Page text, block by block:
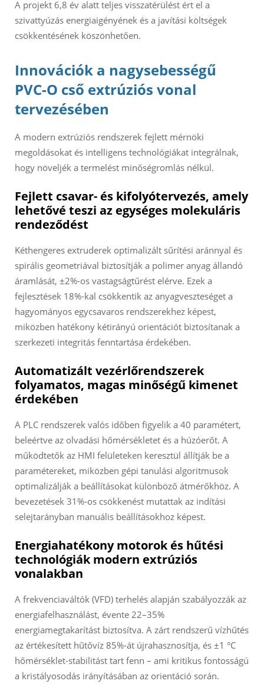
A projekt 6,8 év alatt teljes visszatérülést ért el a
szivattyúzás energiaigényének és a javítási költségek
csökkentésének köszönhetően.
Innovációk a nagysebességű
PVC-O cső extrúziós vonal
tervezésében
A modern extrúziós rendszerek fejlett mérnöki
megoldásokat és intelligens technológiákat integrálnak,
hogy növeljék a termelést minőségromlás nélkül.
Fejlett csavar- és kifolyótervezés, amely
lehetővé teszi az egységes molekuláris
rendeződést
Kéthengeres extruderek optimalizált sűrítési aránnyal és
spirális geometriával biztosítják a polimer anyag állandó
áramlását, ±2%-os vastagságtűrést elérve. Ezek a
fejlesztések 18%-kal csökkentik az anyagveszteséget a
hagyományos egycsavaros rendszerekhez képest,
miközben hatékony kétirányú orientációt biztosítanak a
szerkezeti integritás fenntartása érdekében.
Automatizált vezérlőrendszerek
folyamatos, magas minőségű kimenet
érdekében
A PLC rendszerek valós időben figyelik a 40 paramétert,
beleértve az olvadási hőmérsékletet és a húzóerőt. A
működtetők az HMI felületeken keresztül állítják be a
paramétereket, miközben gépi tanulási algoritmusok
optimalizálják a beállításokat különböző átmérőkhöz. A
bevezetések 31%-os csökkenést mutattak az indítási
selejtarányban manuális beállításokhoz képest.
Energiahatékony motorok és hűtési
technológiák modern extrúziós
vonalakban
A frekvenciaváltók (VFD) terhelés alapján szabályozzák az
energiafelhasználást, évente 22–35%
energiamegtakarítást biztosítva. A zárt rendszerű vízhűtés
az értékesített hűtővíz 85%-át újrahasznosítja, és ±1 °C
hőmérséklet-stabilitást tart fenn – ami kritikus fontosságú
a kristályosodás irányításában az orientáció során.